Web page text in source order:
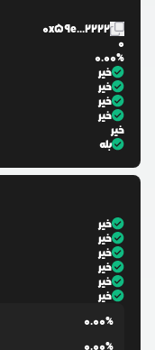
0x59e...2222
0
0.00%
خیر
خیر
خیر
خیر
خیر
بله
خیر
خیر
خیر
خیر
خیر
خیر
0.00%
0.00%